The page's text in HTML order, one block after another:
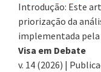
Introdução: Este
priorização da
implementada pela
Visa em Debate
v. 14 (2026) |